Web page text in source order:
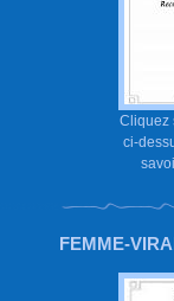
Cliquez
ci-
FEMME-